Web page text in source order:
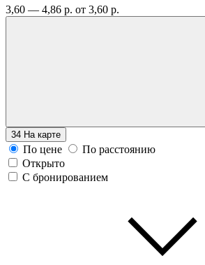
3,60 — 4,86 р. от 3,60 р.
34 На карте
По цене
По расстоянию
Открыто
С бронированием